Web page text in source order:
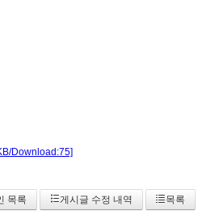
Download:75]
목록 게시글 수정 내역 목록